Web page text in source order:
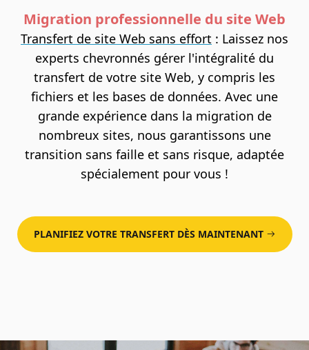
Migration professionnelle du site Web
Transfert de site Web sans effort : Laissez nos
experts chevronnés gérer l'intégralité du
transfert de votre site Web, y compris les
fichiers et les bases de données. Avec une
grande expérience dans la migration de
nombreux sites, nous garantissons une
transition sans faille et sans risque, adaptée
spécialement pour vous !
PLANIFIEZ VOTRE TRANSFERT DÈS MAINTENANT